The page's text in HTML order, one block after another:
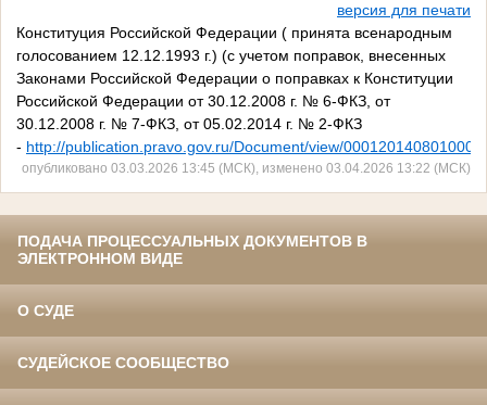
версия для печати
Конституция Российской Федерации ( принята всенародным
голосованием 12.12.1993 г.) (с учетом поправок, внесенных
Законами Российской Федерации о поправках к Конституции
Российской Федерации от 30.12.2008 г. № 6-ФКЗ, от
30.12.2008 г. № 7-ФКЗ, от 05.02.2014 г. № 2-ФКЗ
- http://publication.pravo.gov.ru/Document/view/0001201408010002
опубликовано 03.03.2026 13:45 (МСК), изменено 03.04.2026 13:22 (МСК)
ПОДАЧА ПРОЦЕССУАЛЬНЫХ ДОКУМЕНТОВ В
ЭЛЕКТРОННОМ ВИДЕ
О СУДЕ
СУДЕЙСКОЕ СООБЩЕСТВО